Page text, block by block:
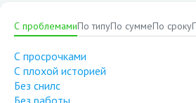
С проблемамиПо типуПо суммеПо сроку
С просрочками
С плохой историей
Без снилс
Без работы